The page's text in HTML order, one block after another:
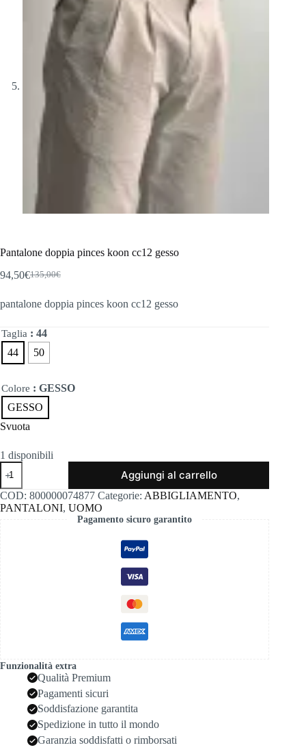
Pantalone doppia pinces koon cc12 gesso
135,00€
Il
originale
135,00€.
94,50€Il
attuale
94,50€.
pantalone doppia pinces koon cc12 gesso
Taglia : 44
44
50
Colore : GESSO
GESSO
Svuota
1 disponibili
Pantalone
doppia
pinces
koon
cc12
Aggiungi al carrello
COD: 800000074877 Categorie: ABBIGLIAMENTO,
PANTALONI, UOMO
Pagamento sicuro garantito
Funzionalità extra
Qualità Premium
Pagamenti sicuri
Soddisfazione garantita
Spedizione in tutto il mondo
Garanzia soddisfatti o rimborsati